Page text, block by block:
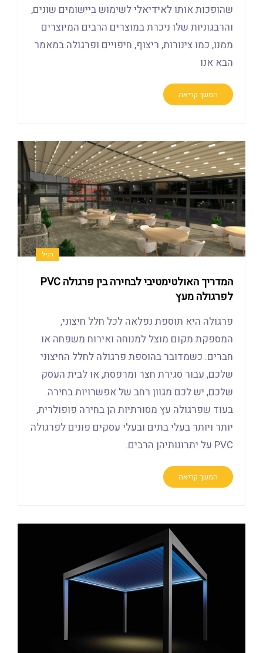
שהופכות אותו לאידיאלי לשימוש ביישומים שונים,
והרבגוניות שלו ניכרת במוצרים הרבים המיוצרים
ממנו, כמו צינורות, ריצוף, חיפויים ופרגולה.במאמר
הבא אנו
המשך קריאה
רגיל
המדריך האולטימטיבי לבחירה בין פרגולה PVC
לפרגולה מעץ
פרגולה היא תוספת נפלאה לכל חלל חיצוני,
המספקת מקום מוצל למנוחה ואירוח משפחה או
חברים. כשמדובר בהוספת פרגולה לחלל החיצוני
שלכם, עבור סגירת חצר ומרפסת, או לבית העסק
שלכם, יש לכם מגוון רחב של אפשרויות בחירה.
בעוד שפרגולה עץ מסורתיות הן בחירה פופולרית,
יותר ויותר בעלי בתים ובעלי עסקים פונים לפרגולה
PVC על יתרונותיהן הרבים.
המשך קריאה